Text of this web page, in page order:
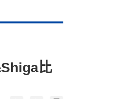
比